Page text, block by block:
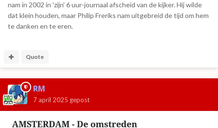
nam in 2002 in 'zijn' 6 uur-journaal afscheid van de kijker. Hij wilde
dat klein houden, maar Philip Freriks nam uitgebreid de tijd om hem
te danken en te eren.
Quote
RM
7 april 2025 gepost